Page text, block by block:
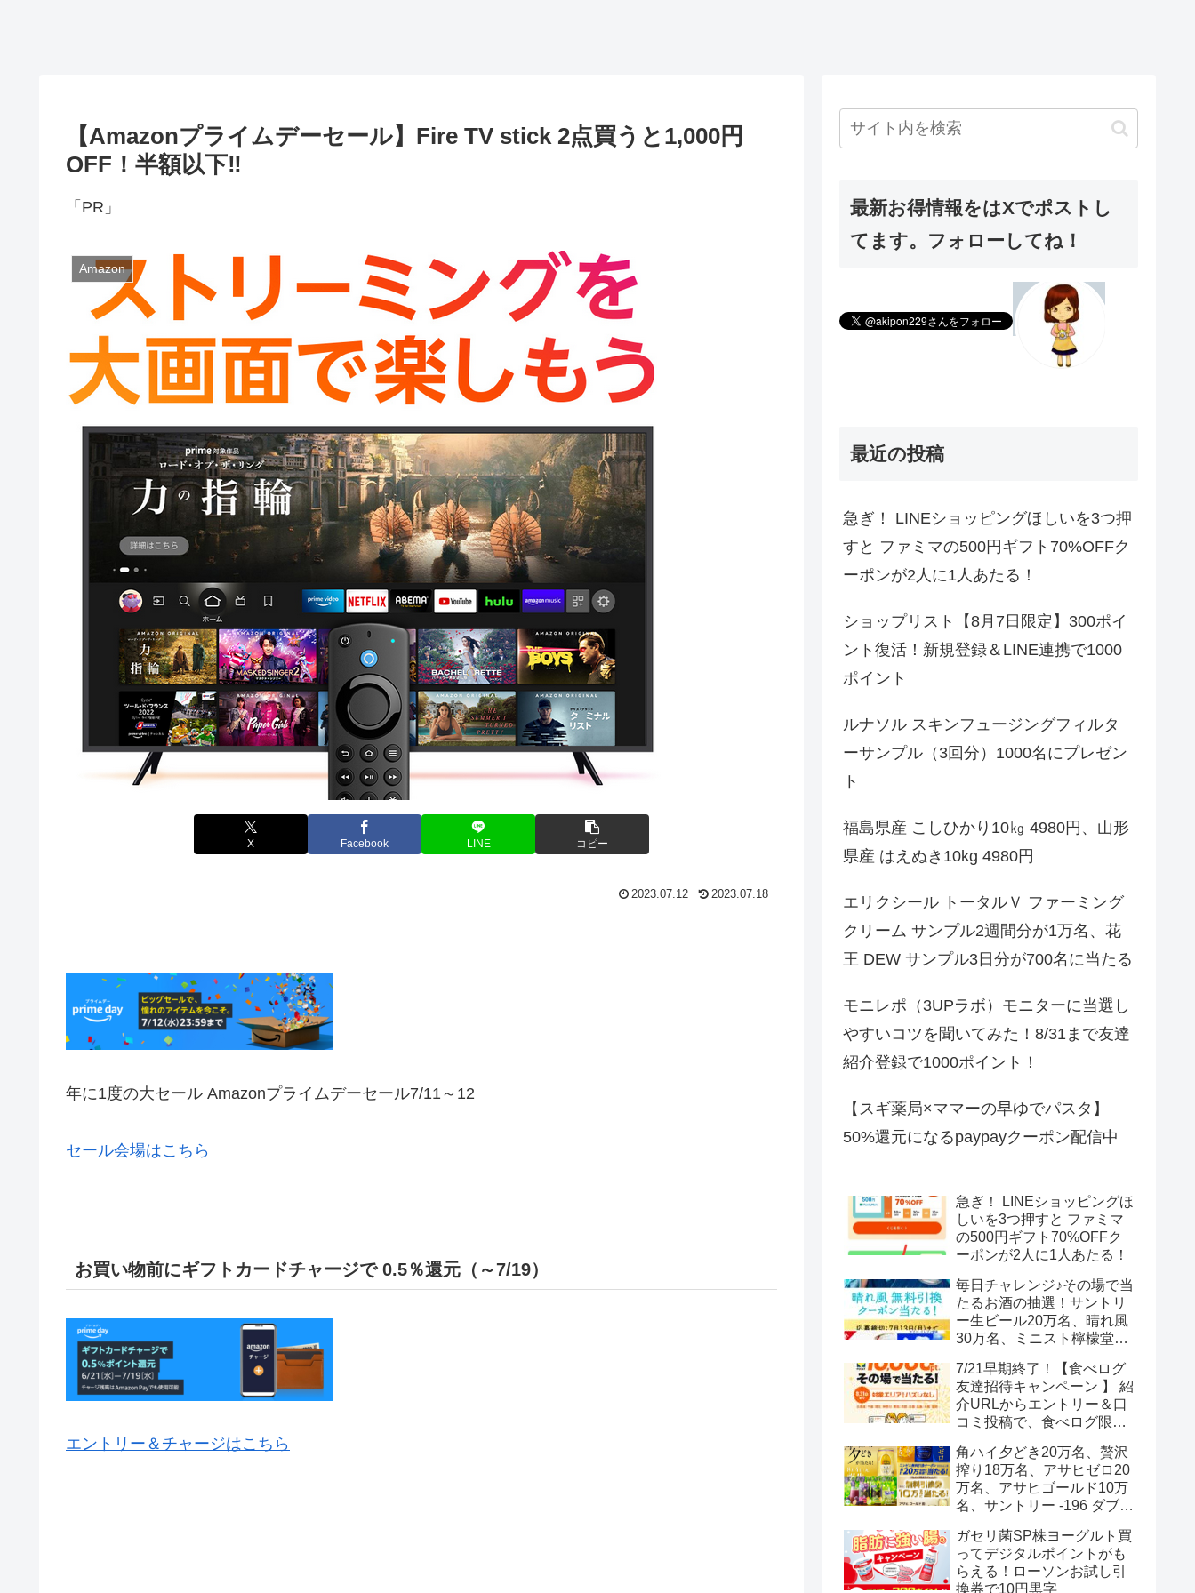
【Amazonプライムデーセール】Fire TV stick 2点買うと1,000円
OFF！半額以下‼
「PR」
Amazon
X Facebook LINE コピー
2023.07.12 2023.07.18
年に1度の大セール Amazonプライムデーセール7/11～12
セール会場はこちら
お買い物前にギフトカードチャージで 0.5％還元（～7/19）
エントリー＆チャージはこちら
最新お得情報をはXでポストし
てます。フォローしてね！
最近の投稿
急ぎ！ LINEショッピングほしいを3つ押
すと ファミマの500円ギフト70%OFFク
ーポンが2人に1人あたる！
ショップリスト【8月7日限定】300ポイ
ント復活！新規登録＆LINE連携で1000
ポイント
ルナソル スキンフュージングフィルタ
ーサンプル（3回分）1000名にプレゼン
ト
福島県産 こしひかり10㎏ 4980円、山形
県産 はえぬき10kg 4980円
エリクシール トータルＶ ファーミング
クリーム サンプル2週間分が1万名、花
王 DEW サンプル3日分が700名に当たる
モニレポ（3UPラボ）モニターに当選し
やすいコツを聞いてみた！8/31まで友達
紹介登録で1000ポイント！
【スギ薬局×ママーの早ゆでパスタ】
50%還元になるpaypayクーポン配信中
急ぎ！ LINEショッピングほ
しいを3つ押すと ファミマ
の500円ギフト70%OFFク
ーポンが2人に1人あたる！
毎日チャレンジ♪その場で当
たるお酒の抽選！サントリ
ー生ビール20万名、晴れ風
30万名、ミニスト檸檬堂2
ボール12.3万名
7/21早期終了！【食べログ
友達招待キャンペーン 】 紹
介URLからエントリー＆口
コミ投稿で、食べログ限定
トがもらえる
角ハイ夕どき20万名、贅沢
搾り18万名、アサヒゼロ20
万名、アサヒゴールド10万
名、サントリー -196 ダブル
ガセリ菌SP株ヨーグルト買
ってデジタルポイントがも
らえる！ローソンお試し引
換券で10円黒字